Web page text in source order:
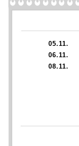
05.11.
06.11.
08.11.